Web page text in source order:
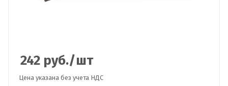
242 руб./шт
Цена указана без учета НДС